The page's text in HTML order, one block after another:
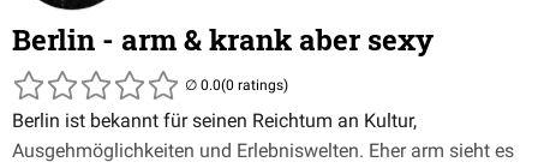
Berlin - arm & krank aber sexy
(0 ratings)
Berlin ist bekannt für seinen Reichtum an Kultur,
Ausgehmöglichkeiten und Erlebniswelten. Eher arm sieht es